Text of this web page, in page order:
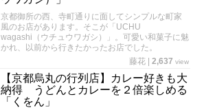
京都御所の西、寺町通りに面してシンプルな町家
風のお店があります。そこが「UCHU
wagashi（ウチュウワガシ）」。可愛い和菓子に魅
かれ、以前から行きたかったお店でした。
藤花
2,637 view
【京都烏丸の行列店】カレー好きも大
納得 うどんとカレーを２倍楽しめる
「くをん」